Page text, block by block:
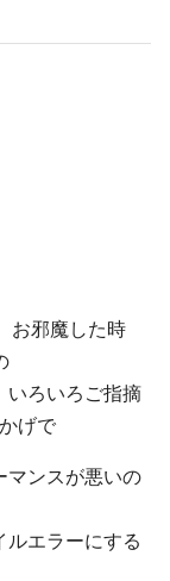
お邪魔した時
いろいろご指摘
げで
ンスが悪いの
エラーにする